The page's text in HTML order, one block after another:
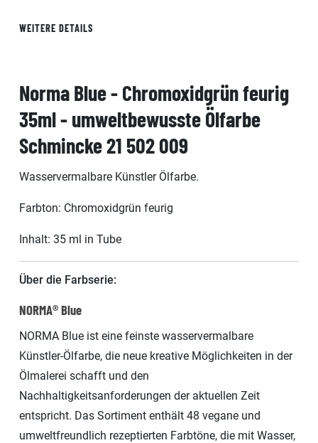
WEITERE DETAILS
Norma Blue - Chromoxidgrün feurig
35ml - umweltbewusste Ölfarbe
Schmincke 21 502 009
Wasservermalbare Künstler Ölfarbe.
Farbton: Chromoxidgrün feurig
Inhalt: 35 ml in Tube
Über die Farbserie:
NORMA® Blue
NORMA Blue ist eine feinste wasservermalbare
Künstler-Ölfarbe, die neue kreative Möglichkeiten in der
Ölmalerei schafft und den
Nachhaltigkeitsanforderungen der aktuellen Zeit
entspricht. Das Sortiment enthält 48 vegane und
umweltfreundlich rezeptierten Farbtöne, die mit Wasser,